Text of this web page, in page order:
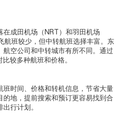
在成田机场（NRT）和羽田机场
航班较少，但中转航班选择丰富。东
航空公司和中转城市有所不同。通过
较多种航班和价格。
班时间、价格和转机信息，节省大量
的地，提前搜索和预订更容易找到合
行计划。